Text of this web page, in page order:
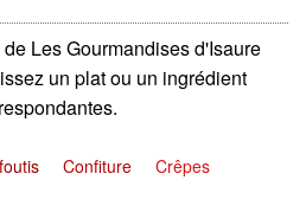
Les Gourmandises d'Isaure
un plat ou un ingrédient
Confiture Crêpes